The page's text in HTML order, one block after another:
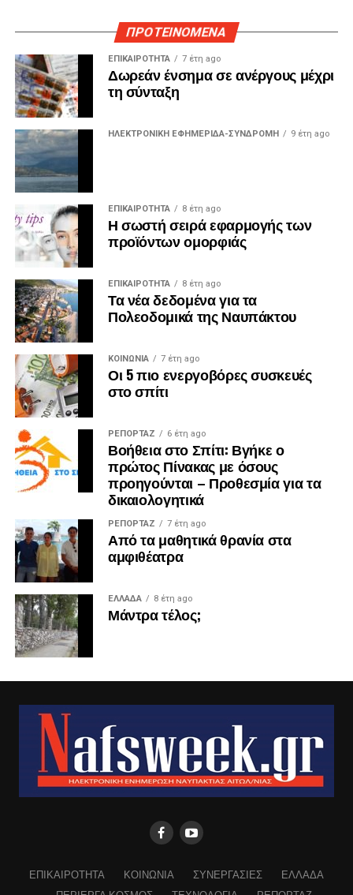
ΠΡΟΤΕΙΝΟΜΕΝΑ
ΕΠΙΚΑΙΡΟΤΗΤΑ 7 έτη ago
Δωρεάν ένσημα σε ανέργους μέχρι
τη σύνταξη
ΗΛΕΚΤΡΟΝΙΚΗ ΕΦΗΜΕΡΙΔΑ-ΣΥΝΔΡΟΜΗ 9 έτη ago
ΕΠΙΚΑΙΡΟΤΗΤΑ 8 έτη ago
Η σωστή σειρά εφαρμογής των
προϊόντων ομορφιάς
ΕΠΙΚΑΙΡΟΤΗΤΑ 8 έτη ago
Τα νέα δεδομένα για τα
Πολεοδομικά της Ναυπάκτου
ΚΟΙΝΩΝΙΑ 7 έτη ago
Οι 5 πιο ενεργοβόρες συσκευές
στο σπίτι
ΡΕΠΟΡΤΑΖ 6 έτη ago
Βοήθεια στο Σπίτι: Βγήκε ο
πρώτος Πίνακας με όσους
προηγούνται – Προθεσμία για τα
δικαιολογητικά
ΡΕΠΟΡΤΑΖ 7 έτη ago
Από τα μαθητικά θρανία στα
αμφιθέατρα
ΕΛΛΑΔΑ 8 έτη ago
Μάντρα τέλος;
ΕΠΙΚΑΙΡΟΤΗΤΑ ΚΟΙΝΩΝΙΑ ΣΥΝΕΡΓΑΣΙΕΣ
ΕΛΛΑΔΑ